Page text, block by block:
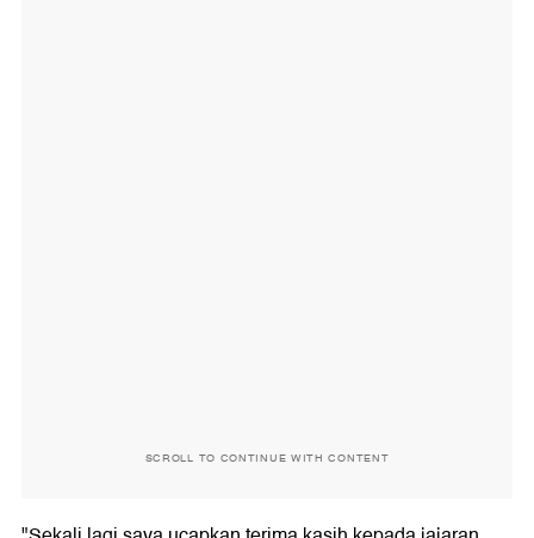
SCROLL TO CONTINUE WITH CONTENT